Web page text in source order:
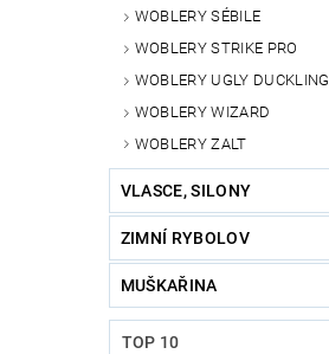
WOBLERY SÉBILE
WOBLERY STRIKE PRO
WOBLERY UGLY DUCKLING
WOBLERY WIZARD
WOBLERY ZALT
VLASCE, SILONY
ZIMNÍ RYBOLOV
MUŠKAŘINA
TOP 10